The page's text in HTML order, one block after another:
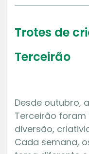
Trotes de
Terceirão
Desde outubro,
Terceirão
diversão,
Cada semana,